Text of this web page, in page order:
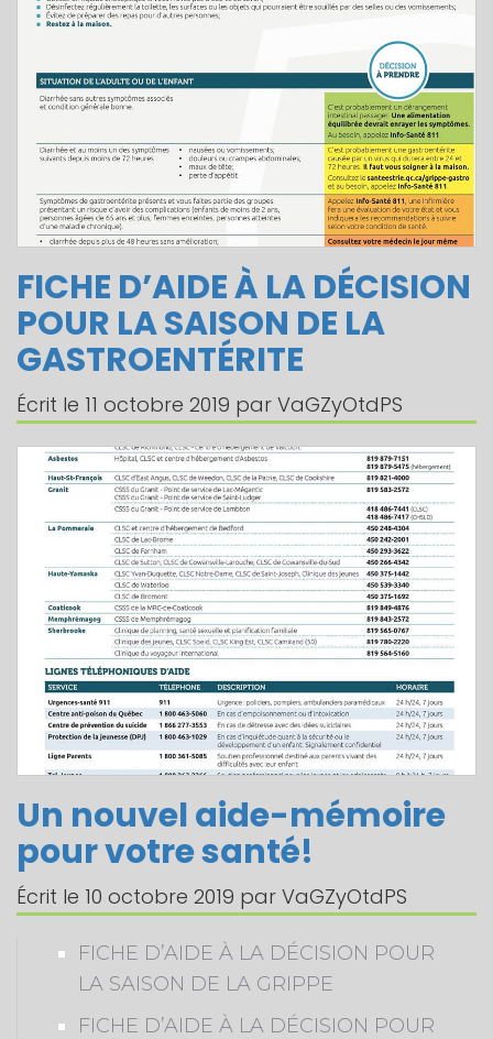
FICHE D’AIDE À LA DÉCISION
POUR LA SAISON DE LA
GASTROENTÉRITE
Écrit le 11 octobre 2019 par VaGZyOtdPS
Un nouvel aide-mémoire
pour votre santé!
Écrit le 10 octobre 2019 par VaGZyOtdPS
FICHE D’AIDE À LA DÉCISION POUR
LA SAISON DE LA GRIPPE
FICHE D’AIDE À LA DÉCISION POUR